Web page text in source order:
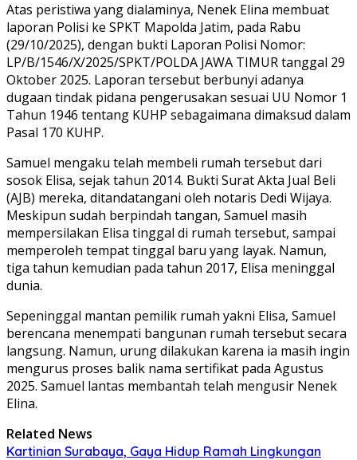
Atas peristiwa yang dialaminya, Nenek Elina membuat
laporan Polisi ke SPKT Mapolda Jatim, pada Rabu
(29/10/2025), dengan bukti Laporan Polisi Nomor:
LP/B/1546/X/2025/SPKT/POLDA JAWA TIMUR tanggal 29
Oktober 2025. Laporan tersebut berbunyi adanya
dugaan tindak pidana pengerusakan sesuai UU Nomor 1
Tahun 1946 tentang KUHP sebagaimana dimaksud dalam
Pasal 170 KUHP.
Samuel mengaku telah membeli rumah tersebut dari
sosok Elisa, sejak tahun 2014. Bukti Surat Akta Jual Beli
(AJB) mereka, ditandatangani oleh notaris Dedi Wijaya.
Meskipun sudah berpindah tangan, Samuel masih
mempersilakan Elisa tinggal di rumah tersebut, sampai
memperoleh tempat tinggal baru yang layak. Namun,
tiga tahun kemudian pada tahun 2017, Elisa meninggal
dunia.
Sepeninggal mantan pemilik rumah yakni Elisa, Samuel
berencana menempati bangunan rumah tersebut secara
langsung. Namun, urung dilakukan karena ia masih ingin
mengurus proses balik nama sertifikat pada Agustus
2025. Samuel lantas membantah telah mengusir Nenek
Elina.
Related News
Kartinian Surabaya, Gaya Hidup Ramah Lingkungan